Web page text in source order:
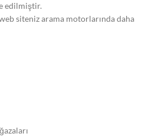
edilmiştir.
siteniz arama motorlarında daha